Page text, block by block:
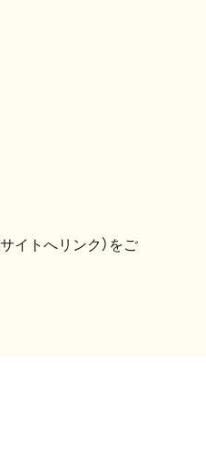
サイトへリンク）をご